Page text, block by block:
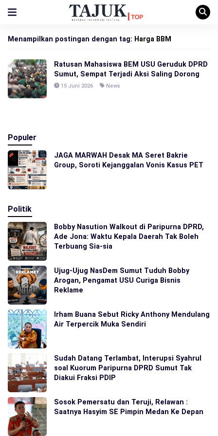
Menampilkan postingan dengan tag: Harga BBM
Ratusan Mahasiswa BEM USU Geruduk DPRD
Sumut, Sempat Terjadi Aksi Saling Dorong
15 Juni 2026 News
Populer
JAGA MARWAH Desak MA Seret Bakrie
Group, Soroti Kejanggalan Vonis Kasus PET
Politik
Bobby Nasution Walkout di Paripurna DPRD,
Ade Jona: Waktu Kepala Daerah Tak Boleh
Terbuang Sia-sia
Ujug-Ujug NasDem Sumut Tuduh Bobby
Arogan, Pengamat USU Curiga Bisnis
Reklame
Irham Buana Sebut Ricky Anthony Mendulang
Air Terpercik Muka Sendiri
Sudah Datang Terlambat, Interupsi Syahrul
soal Kuorum Paripurna DPRD Sumut Tak
Diakui Fraksi PDIP
Sosok Pemersatu dan Teruji, Relawan :
Saatnya Hasyim SE Pimpin Medan Ke Depan